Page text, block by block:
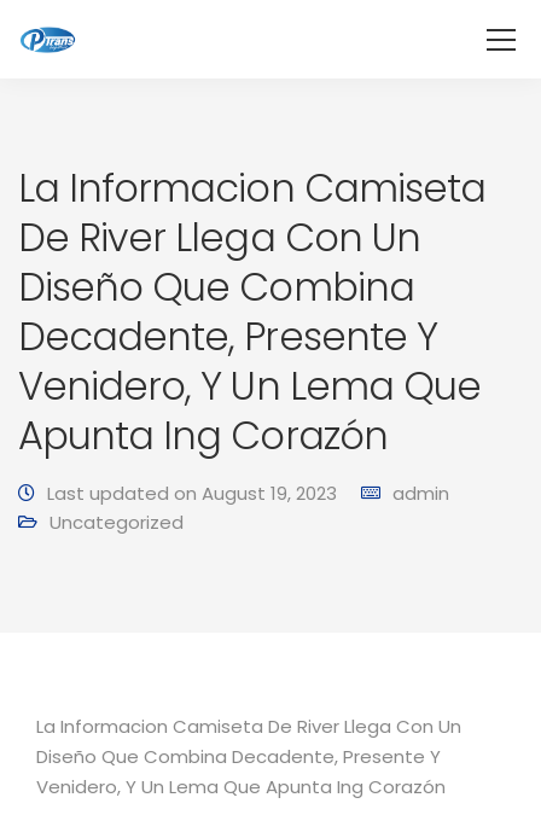
La Informacion Camiseta
De River Llega Con Un
Diseño Que Combina
Decadente, Presente Y
Venidero, Y Un Lema Que
Apunta Ing Corazón
Last updated on August 19, 2023
admin
Uncategorized
La Informacion Camiseta De River Llega Con Un
Diseño Que Combina Decadente, Presente Y
Venidero, Y Un Lema Que Apunta Ing Corazón